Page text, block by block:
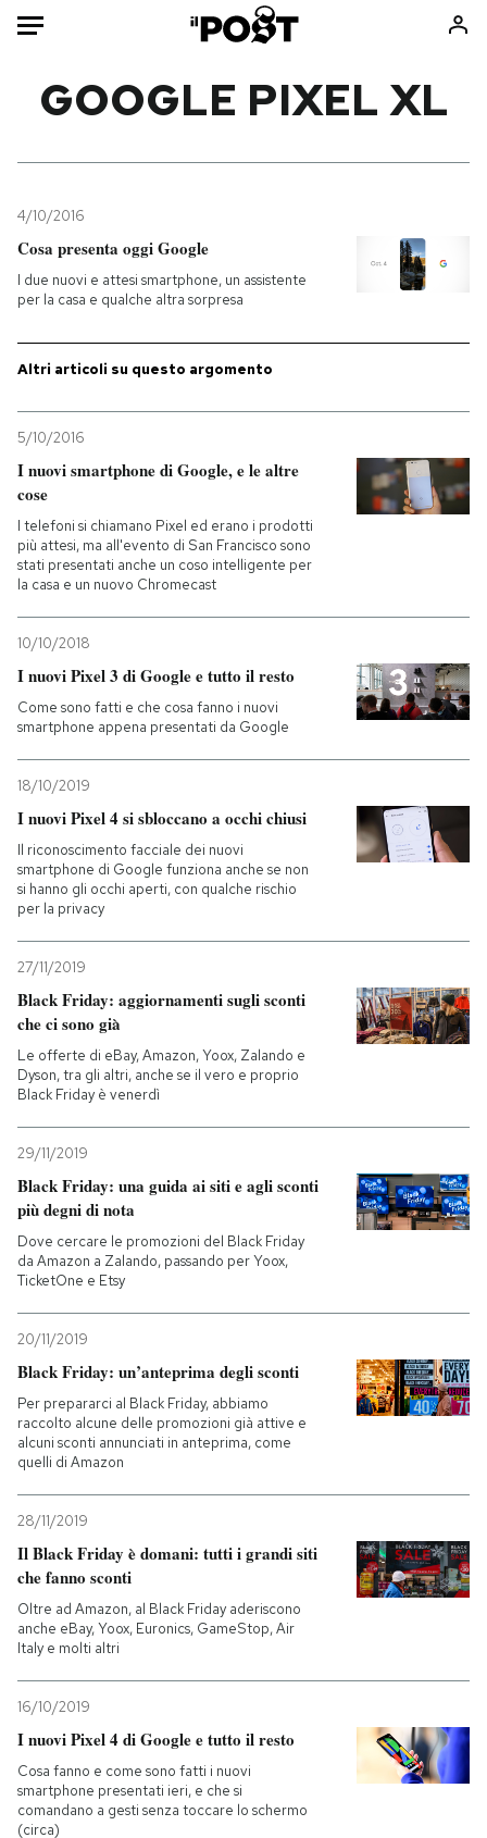
Mondo
Politica
Tecnologia
Internet
Scienza
Cultura
Sport
Storie/Idee
Media
PODCAST
I MIEI PREFERITI
CALENDARIO
AREA PERSONALE
GOOGLE PIXEL XL
4/10/2016
Cosa presenta oggi Google
I due nuovi e attesi smartphone, un assistente
per la casa e qualche altra sorpresa
Altri articoli su questo argomento
5/10/2016
I nuovi smartphone di Google, e le altre
cose
I telefoni si chiamano Pixel ed erano i prodotti
più attesi, ma all'evento di San Francisco sono
stati presentati anche un coso intelligente per
la casa e un nuovo Chromecast
10/10/2018
I nuovi Pixel 3 di Google e tutto il resto
Come sono fatti e che cosa fanno i nuovi
smartphone appena presentati da Google
18/10/2019
I nuovi Pixel 4 si sbloccano a occhi chiusi
Il riconoscimento facciale dei nuovi
smartphone di Google funziona anche se non
si hanno gli occhi aperti, con qualche rischio
per la privacy
27/11/2019
Black Friday: aggiornamenti sugli sconti
che ci sono già
Le offerte di eBay, Amazon, Yoox, Zalando e
Dyson, tra gli altri, anche se il vero e proprio
Black Friday è venerdì
29/11/2019
Black Friday: una guida ai siti e agli sconti
più degni di nota
Dove cercare le promozioni del Black Friday
da Amazon a Zalando, passando per Yoox,
TicketOne e Etsy
20/11/2019
Black Friday: un’anteprima degli sconti
Per prepararci al Black Friday, abbiamo
raccolto alcune delle promozioni già attive e
alcuni sconti annunciati in anteprima, come
quelli di Amazon
28/11/2019
Il Black Friday è domani: tutti i grandi siti
che fanno sconti
Oltre ad Amazon, al Black Friday aderiscono
anche eBay, Yoox, Euronics, GameStop, Air
Italy e molti altri
16/10/2019
I nuovi Pixel 4 di Google e tutto il resto
Cosa fanno e come sono fatti i nuovi
smartphone presentati ieri, e che si
comandano a gesti senza toccare lo schermo
(circa)